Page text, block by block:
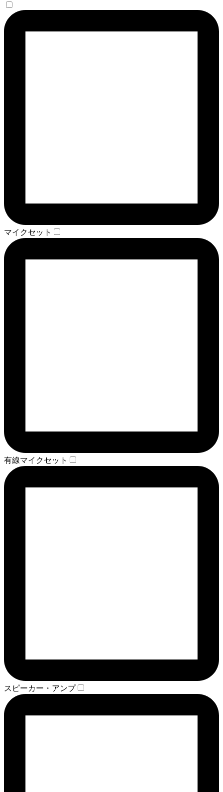
マイクセット
有線マイクセット
スピーカー・アンプ